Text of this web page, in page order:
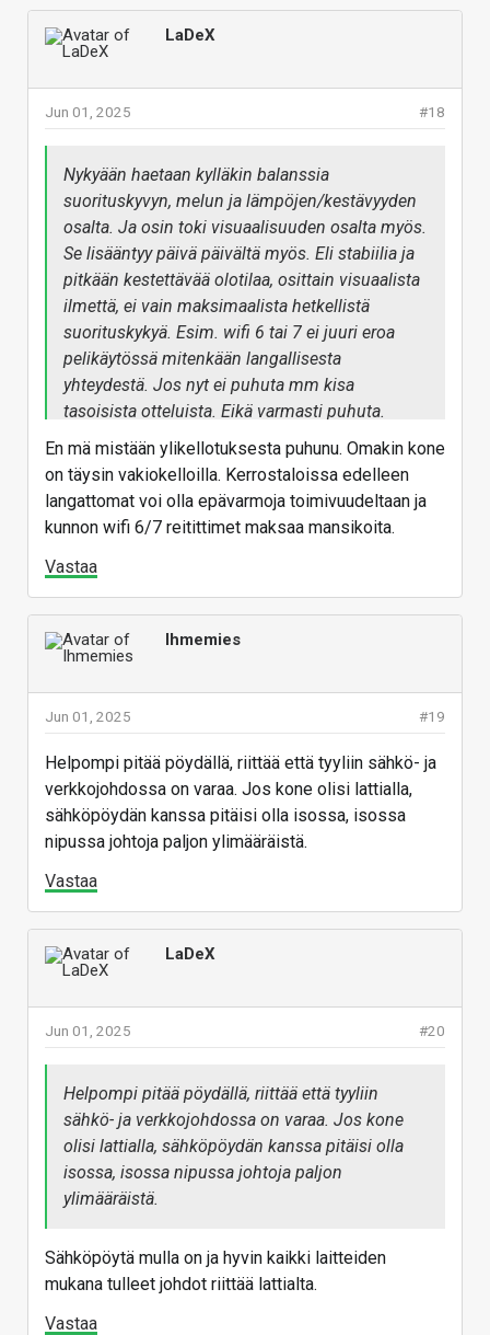
LaDeX
#18
Jun 01, 2025
Nykyään haetaan kylläkin balanssia
suorituskyvyn, melun ja lämpöjen/kestävyyden
osalta. Ja osin toki visuaalisuuden osalta myös.
Se lisääntyy päivä päivältä myös. Eli stabiilia ja
pitkään kestettävää olotilaa, osittain visuaalista
ilmettä, ei vain maksimaalista hetkellistä
suorituskykyä. Esim. wifi 6 tai 7 ei juuri eroa
pelikäytössä mitenkään langallisesta
yhteydestä. Jos nyt ei puhuta mm kisa
tasoisista otteluista. Eikä varmasti puhuta.
En mä mistään ylikellotuksesta puhunu. Omakin kone
on täysin vakiokelloilla. Kerrostaloissa edelleen
langattomat voi olla epävarmoja toimivuudeltaan ja
kunnon wifi 6/7 reitittimet maksaa mansikoita.
Vastaa
Ihmemies
#19
Jun 01, 2025
Helpompi pitää pöydällä, riittää että tyyliin sähkö- ja
verkkojohdossa on varaa. Jos kone olisi lattialla,
sähköpöydän kanssa pitäisi olla isossa, isossa
nipussa johtoja paljon ylimääräistä.
Vastaa
LaDeX
#20
Jun 01, 2025
Helpompi pitää pöydällä, riittää että tyyliin
sähkö- ja verkkojohdossa on varaa. Jos kone
olisi lattialla, sähköpöydän kanssa pitäisi olla
isossa, isossa nipussa johtoja paljon
ylimääräistä.
Sähköpöytä mulla on ja hyvin kaikki laitteiden
mukana tulleet johdot riittää lattialta.
Vastaa